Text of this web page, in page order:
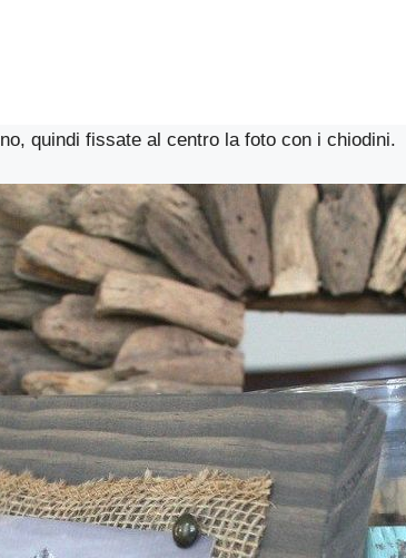
quindi fissate al centro la foto con i chiodini.